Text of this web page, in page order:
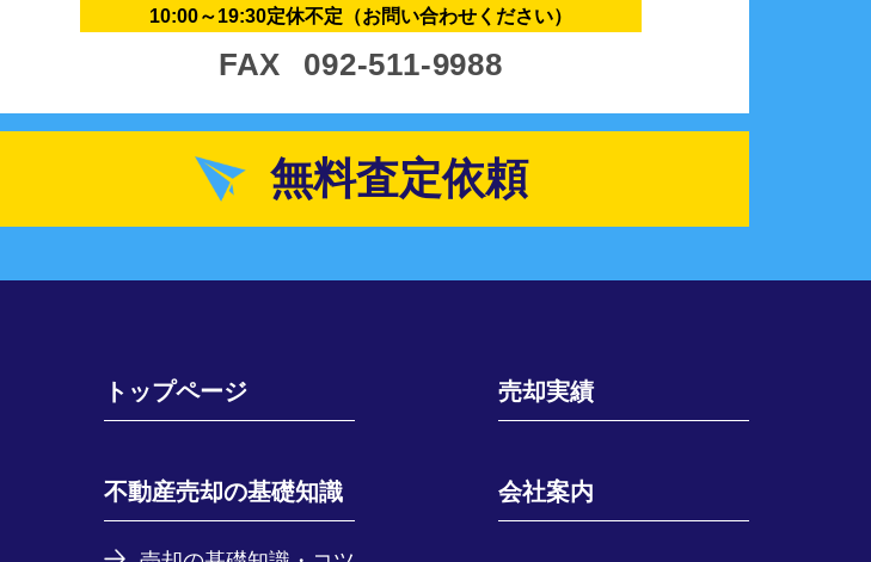
10:00～19:30定休不定 （お問い合わせください）
FAX 092-511-9988
無料査定依頼
トップページ
不動産売却の基礎知識
売却実績
会社案内